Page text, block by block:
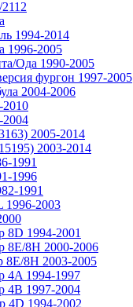
1994-2014
1996-2005
Ода 1990-2005
фургон 1997-2005
2004-2006
2005-2014
2003-2014
1991
1996
1991
1996-2003
8D 1994-2001
8E/8H 2000-2006
8E/8H 2003-2005
4A 1994-1997
4B 1997-2004
4D 1994-2002